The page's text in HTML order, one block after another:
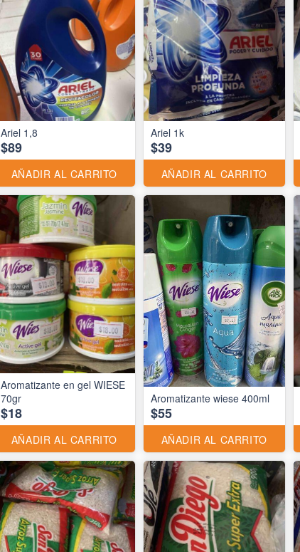
Ariel 1,8
$89
AÑADIR AL CARRITO
Ariel 1k
$39
AÑADIR AL CARRITO
Aromatizante en gel WIESE
70gr
$18
AÑADIR AL CARRITO
Aromatizante wiese 400ml
$55
AÑADIR AL CARRITO